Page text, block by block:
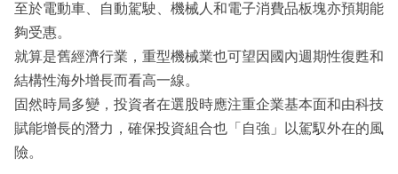
至於電動車、自動駕駛、機械人和電子消費品板塊亦預期能
夠受惠。
就算是舊經濟行業，重型機械業也可望因國內週期性復甦和
結構性海外增長而看高一線。
固然時局多變，投資者在選股時應注重企業基本面和由科技
賦能增長的潛力，確保投資組合也「自強」以駕馭外在的風
險。